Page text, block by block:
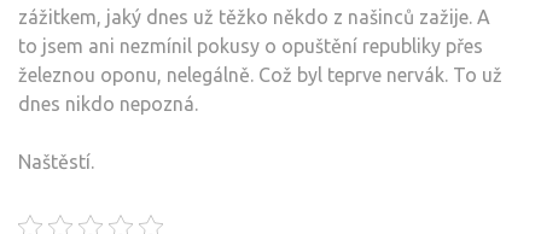
zážitkem, jaký dnes už těžko někdo z našinců zažije. A
to jsem ani nezmínil pokusy o opuštění republiky přes
železnou oponu, nelegálně. Což byl teprve nervák. To už
dnes nikdo nepozná.
Naštěstí.